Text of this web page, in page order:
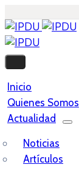
Inicio
Quienes Somos
Actualidad
Noticias
Artículos